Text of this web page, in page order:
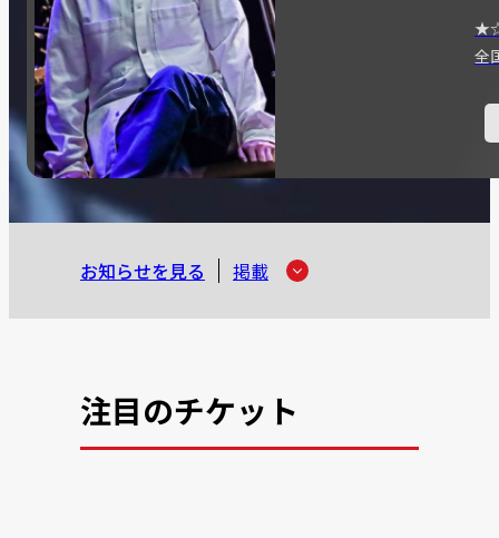
全
お知らせを見る 掲載
注目のチケット